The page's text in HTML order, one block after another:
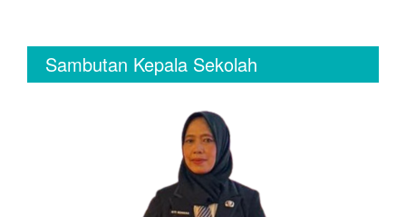
Sambutan Kepala Sekolah